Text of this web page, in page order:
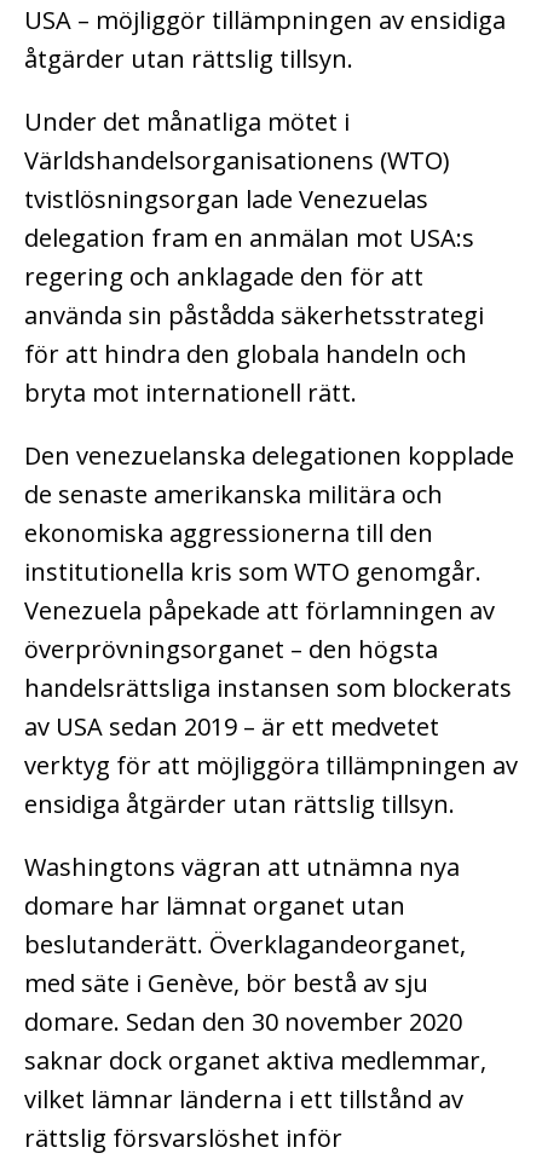
USA – möjliggör tillämpningen av ensidiga
åtgärder utan rättslig tillsyn.
Under det månatliga mötet i
Världshandelsorganisationens (WTO)
tvistlösningsorgan lade Venezuelas
delegation fram en anmälan mot USA:s
regering och anklagade den för att
använda sin påstådda säkerhetsstrategi
för att hindra den globala handeln och
bryta mot internationell rätt.
Den venezuelanska delegationen kopplade
de senaste amerikanska militära och
ekonomiska aggressionerna till den
institutionella kris som WTO genomgår.
Venezuela påpekade att förlamningen av
överprövningsorganet – den högsta
handelsrättsliga instansen som blockerats
av USA sedan 2019 – är ett medvetet
verktyg för att möjliggöra tillämpningen av
ensidiga åtgärder utan rättslig tillsyn.
Washingtons vägran att utnämna nya
domare har lämnat organet utan
beslutanderätt. Överklagandeorganet,
med säte i Genève, bör bestå av sju
domare. Sedan den 30 november 2020
saknar dock organet aktiva medlemmar,
vilket lämnar länderna i ett tillstånd av
rättslig försvarslöshet inför